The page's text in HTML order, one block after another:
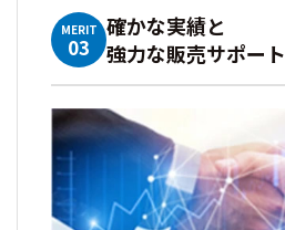
MERIT
03
確かな実績と
強力な販売サポート